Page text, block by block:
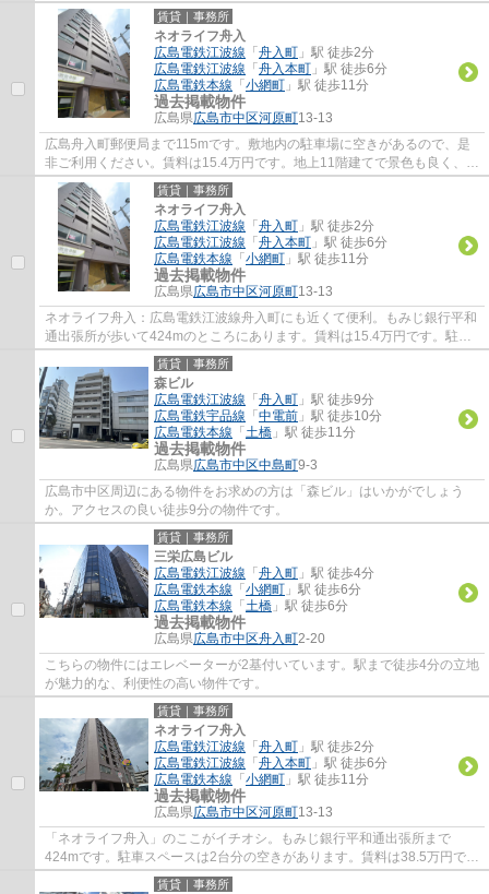
賃貸｜事務所
ネオライフ舟入
広島電鉄江波線 「 舟入町 」駅 徒歩2分
広島電鉄江波線 「 舟入本町 」駅 徒歩6分
広島電鉄本線 「 小網町 」駅 徒歩11分
過去掲載物件
広島県広島市中区河原町13-13
広島舟入町郵便局まで115mです。敷地内の駐車場に空きがあるので、是
非ご利用ください。賃料は15.4万円です。地上11階建てで景色も良く、多
数のお問い合わせをいただいております。周...
賃貸｜事務所
ネオライフ舟入
広島電鉄江波線 「 舟入町 」駅 徒歩2分
広島電鉄江波線 「 舟入本町 」駅 徒歩6分
広島電鉄本線 「 小網町 」駅 徒歩11分
過去掲載物件
広島県広島市中区河原町13-13
ネオライフ舟入：広島電鉄江波線舟入町にも近くて便利。もみじ銀行平和
通出張所が歩いて424mのところにあります。賃料は15.4万円です。駐車
可能スペースがあるので遠くへの駐車が不要...
賃貸｜事務所
森ビル
広島電鉄江波線 「 舟入町 」駅 徒歩9分
広島電鉄宇品線 「 中電前 」駅 徒歩10分
広島電鉄本線 「 土橋 」駅 徒歩11分
過去掲載物件
広島県広島市中区中島町9-3
広島市中区周辺にある物件をお求めの方は「森ビル」はいかがでしょう
か。アクセスの良い徒歩9分の物件です。
賃貸｜事務所
三栄広島ビル
広島電鉄江波線 「 舟入町 」駅 徒歩4分
広島電鉄本線 「 小網町 」駅 徒歩6分
広島電鉄本線 「 土橋 」駅 徒歩6分
過去掲載物件
広島県広島市中区舟入町2-20
こちらの物件にはエレベーターが2基付いています。駅まで徒歩4分の立地
が魅力的な、利便性の高い物件です。
賃貸｜事務所
ネオライフ舟入
広島電鉄江波線 「 舟入町 」駅 徒歩2分
広島電鉄江波線 「 舟入本町 」駅 徒歩6分
広島電鉄本線 「 小網町 」駅 徒歩11分
過去掲載物件
広島県広島市中区河原町13-13
「ネオライフ舟入」のここがイチオシ。もみじ銀行平和通出張所まで
424mです。駐車スペースは2台分の空きがあります。賃料は38.5万円で
す。集客力、宣伝効果ともに高い路面店です。メリ...
賃貸｜事務所